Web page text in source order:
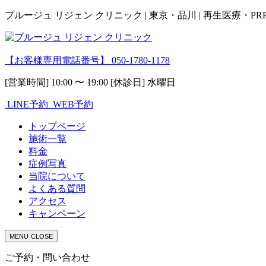
プルージュ リジェン クリニック | 東京・品川 | 再生医療・
【お客様専用電話番号】 050-1780-1178
[営業時間] 10:00 〜 19:00 [休診日] 水曜日
LINE予約 WEB予約
トップページ
施術一覧
料金
症例写真
当院について
よくある質問
アクセス
キャンペーン
MENU CLOSE
ご予約・問い合わせ